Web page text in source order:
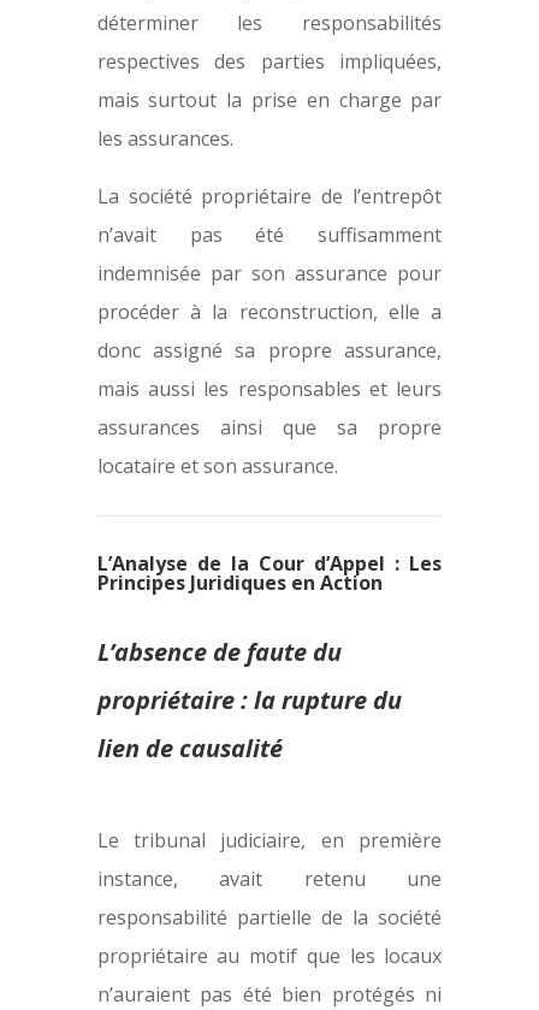
déterminer les responsabilités
respectives des parties impliquées,
mais surtout la prise en charge par
les assurances.
La société propriétaire de l’entrepôt
n’avait pas été suffisamment
indemnisée par son assurance pour
procéder à la reconstruction, elle a
donc assigné sa propre assurance,
mais aussi les responsables et leurs
assurances ainsi que sa propre
locataire et son assurance.
L’Analyse de la Cour d’Appel : Les
Principes Juridiques en Action
L’absence de faute du
propriétaire : la rupture du
lien de causalité
Le tribunal judiciaire, en première
instance, avait retenu une
responsabilité partielle de la société
propriétaire au motif que les locaux
n’auraient pas été bien protégés ni